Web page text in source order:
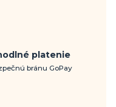
platenie
bránu GoPay